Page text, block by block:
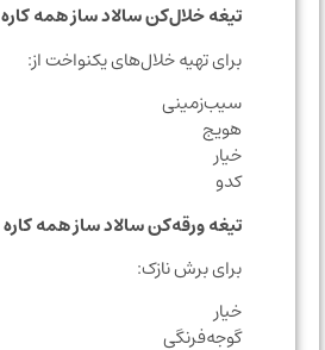
تیغه خلال‌کن سالاد ساز همه کاره دستی
برای تهیه خلال‌های یکنواخت از:
سیب‌زمینی
تیغه ورقه‌کن سالاد ساز همه کاره دستی
برای برش نازک:
گوجه‌فرنگی